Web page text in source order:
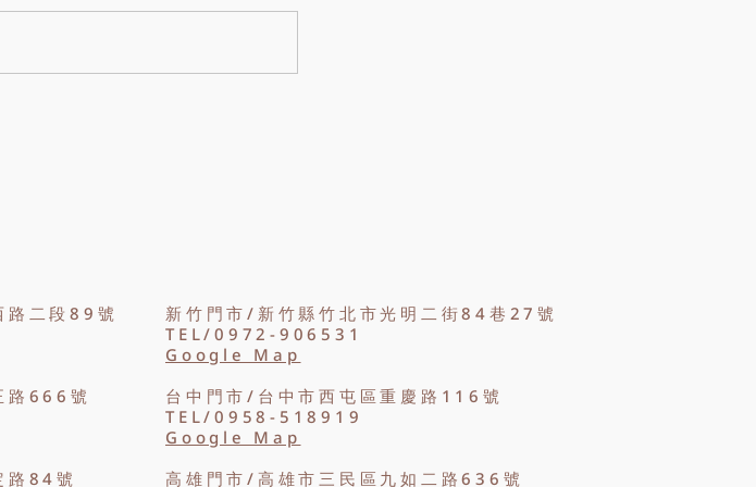
路二段89號
路666號
路84號
新竹門市/新竹縣竹北市光明二街84巷27號
TEL/0972-906531
Google Map
台中門市/台中市西屯區重慶路116號
TEL/0958-518919
Google Map
高雄門市/高雄市三民區九如二路636號